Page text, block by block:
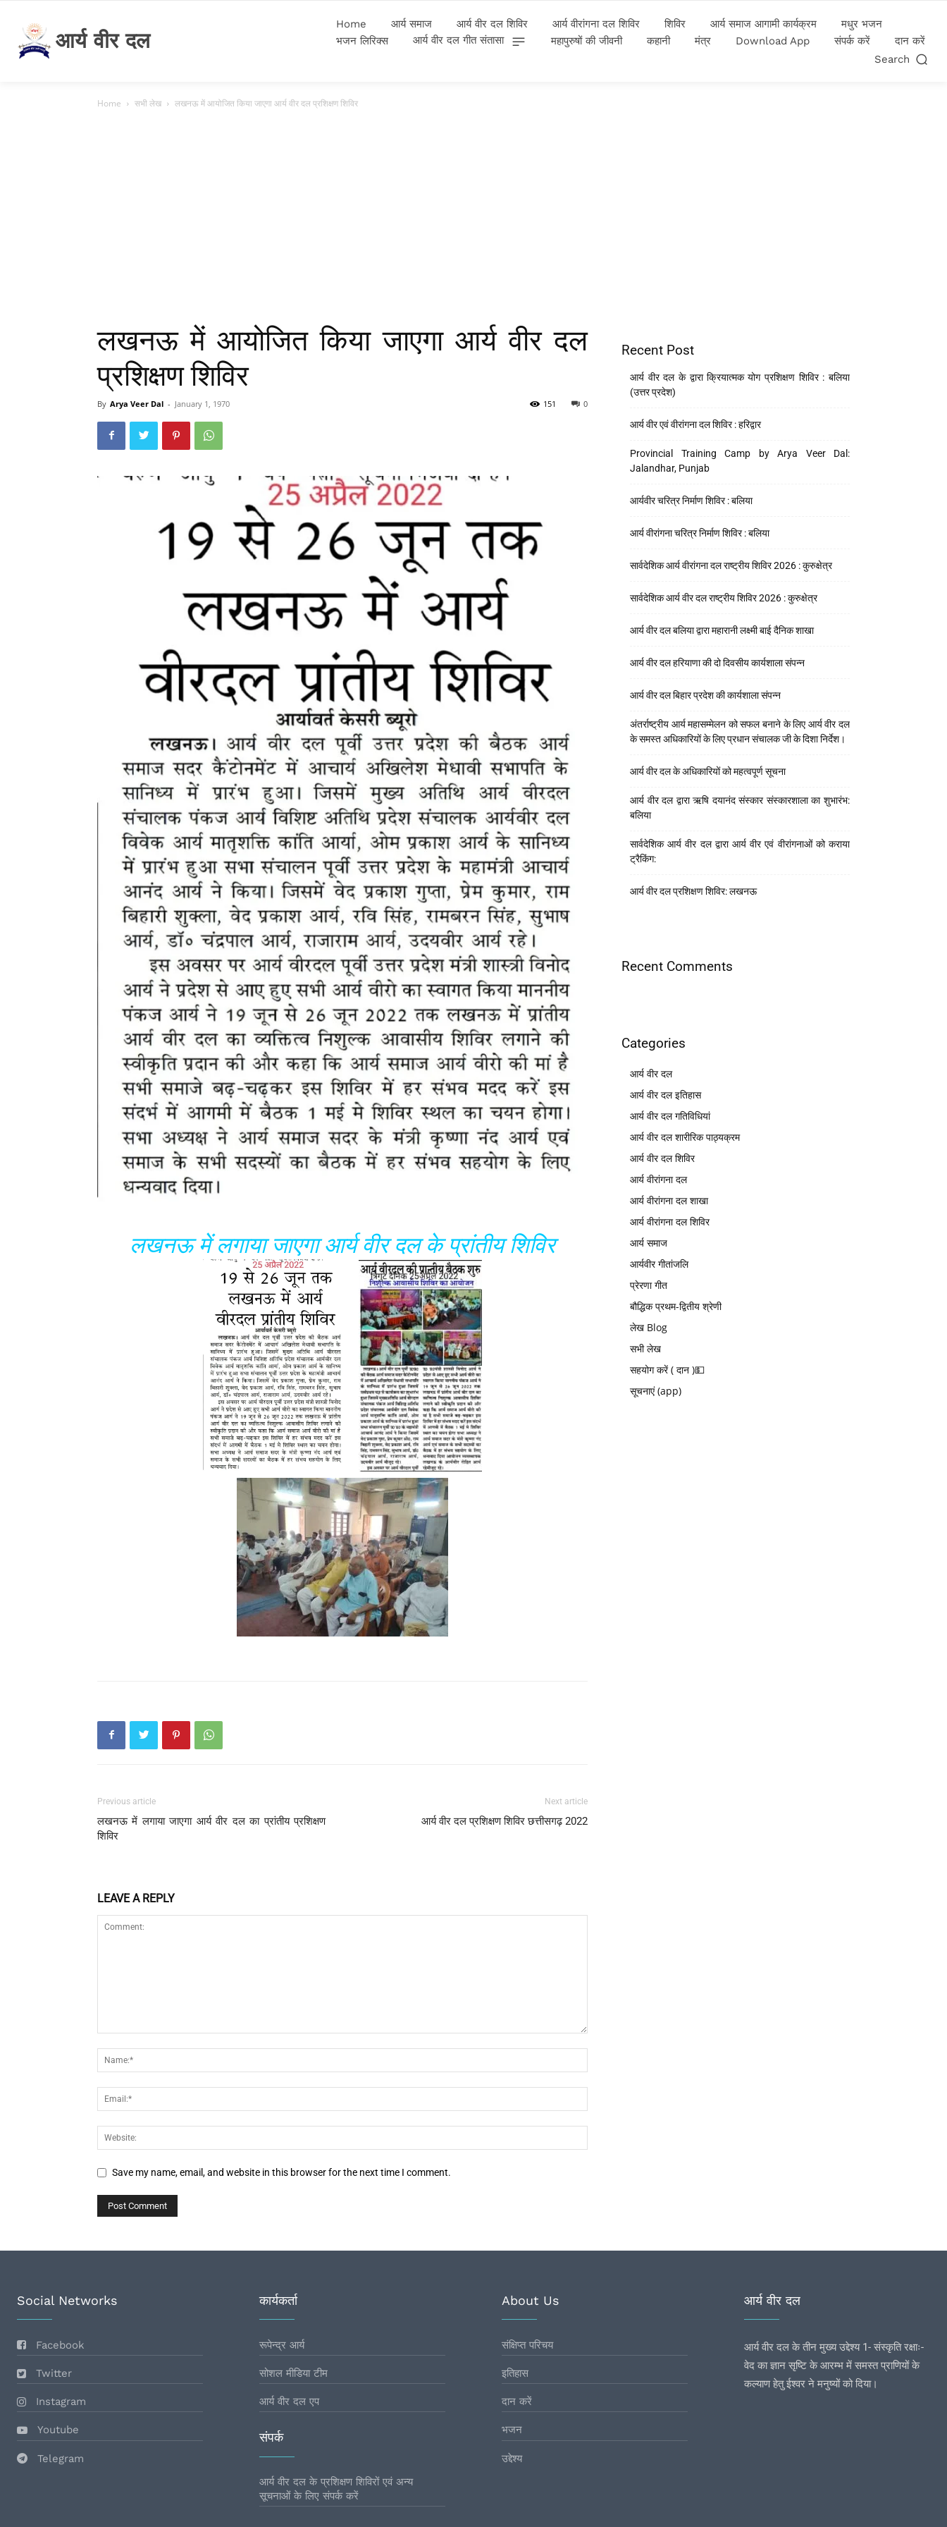
आर्य वीर दल
Home आर्य समाज आर्य वीर दल शिविर आर्य वीरांगना दल शिविर शिविर आर्य समाज आगामी कार्यक्रम
मधुर भजन
भजन लिरिक्स
आर्य वीर दल गीत संतासा महापुरुषों की जीवनी कहानी मंत्र Download App संपर्क करें
दान करें
Search
Home सभी लेख लखनऊ में आयोजित किया जाएगा आर्य वीर दल प्रशिक्षण शिविर
लखनऊ में आयोजित किया जाएगा आर्य वीर दल
प्रशिक्षण शिविर
By Arya Veer Dal - January 1, 1970 0
151
लखनऊ में लगाया जाएगा आर्य वीर दल के प्रांतीय शिविर
Previous article
लखनऊ में लगाया जाएगा आर्य वीर दल का प्रांतीय प्रशिक्षण
शिविर
Next article
आर्य वीर दल प्रशिक्षण शिविर छत्तीसगढ़ 2022
LEAVE A REPLY
Save my name, email, and website in this browser for the next time I comment.
Recent Post
आर्य वीर दल के द्वारा क्रियात्मक योग प्रशिक्षण शिविर : बलिया
(उत्तर प्रदेश)
आर्य वीर एवं वीरांगना दल शिविर : हरिद्वार
Provincial Training Camp by Arya Veer Dal:
Jalandhar, Punjab
आर्यवीर चरित्र निर्माण शिविर : बलिया
आर्य वीरांगना चरित्र निर्माण शिविर : बलिया
सार्वदेशिक आर्य वीरांगना दल राष्ट्रीय शिविर 2026 : कुरुक्षेत्र
सार्वदेशिक आर्य वीर दल राष्ट्रीय शिविर 2026 : कुरुक्षेत्र
आर्य वीर दल बलिया द्वारा महारानी लक्ष्मी बाई दैनिक शाखा
आर्य वीर दल हरियाणा की दो दिवसीय कार्यशाला संपन्न
आर्य वीर दल बिहार प्रदेश की कार्यशाला संपन्न
अंतर्राष्ट्रीय आर्य महासम्मेलन को सफल बनाने के लिए आर्य वीर दल
के समस्त अधिकारियों के लिए प्रधान संचालक जी के दिशा निर्देश।
आर्य वीर दल के अधिकारियों को महत्वपूर्ण सूचना
आर्य वीर दल द्वारा ऋषि दयानंद संस्कार संस्कारशाला का शुभारंभ:
बलिया
सार्वदेशिक आर्य वीर दल द्वारा आर्य वीर एवं वीरांगनाओं को कराया
ट्रैकिंग:
आर्य वीर दल प्रशिक्षण शिविर: लखनऊ
Recent Comments
Categories
आर्य वीर दल
आर्य वीर दल इतिहास
आर्य वीर दल गतिविधियां
आर्य वीर दल शारीरिक पाठ्यक्रम
आर्य वीर दल शिविर
आर्य वीरांगना दल
आर्य वीरांगना दल शाखा
आर्य वीरांगना दल शिविर
आर्य समाज
आर्यवीर गीतांजलि
प्रेरणा गीत
बौद्धिक प्रथम-द्वितीय श्रेणी
लेख Blog
सभी लेख
सहयोग करें ( दान )💵
सूचनाएं (app)
Social Networks
Facebook
Twitter
Instagram
Youtube
Telegram
कार्यकर्ता
रूपेन्द्र आर्य
सोशल मीडिया टीम
आर्य वीर दल एप
संपर्क
आर्य वीर दल के प्रशिक्षण शिविरों एवं अन्य
सूचनाओं के लिए संपर्क करें
About Us
संक्षिप्त परिचय
इतिहास
दान करें
भजन
उद्देश्य
आर्य वीर दल
आर्य वीर दल के तीन मुख्य उद्देश्य 1- संस्कृति रक्षाः-
वेद का ज्ञान सृष्टि के आरम्भ में समस्त प्राणियों के
कल्याण हेतु ईश्वर ने मनुष्यों को दिया।